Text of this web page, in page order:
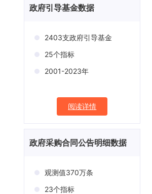
政府引导基金数据
2403支政府引导基金
25个指标
2001-2023年
阅读详情
政府采购合同公告明细数据
观测值370万条
23个指标